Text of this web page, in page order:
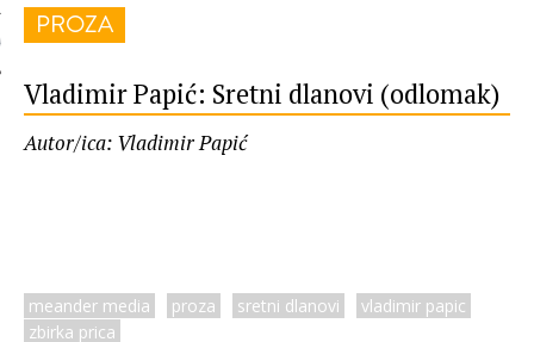
PROZA
Vladimir Papić: Sretni dlanovi (odlomak)
Autor/ica: Vladimir Papić
meander media proza sretni dlanovi
vladimir papic
zbirka prica